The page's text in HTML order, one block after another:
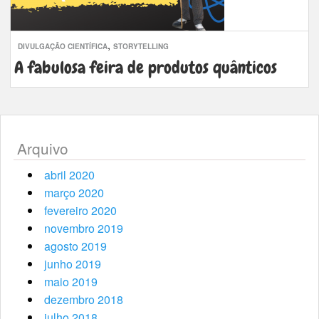
DIVULGAÇÃO CIENTÍFICA,STORYTELLING
A fabulosa feira de produtos quânticos
Arquivo
abril 2020
março 2020
fevereiro 2020
novembro 2019
agosto 2019
junho 2019
maio 2019
dezembro 2018